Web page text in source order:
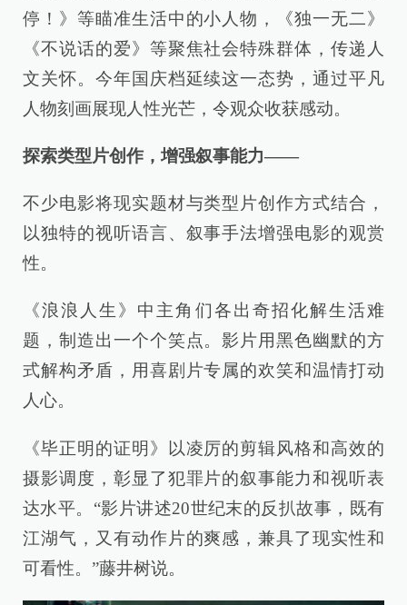
停！》等瞄准生活中的小人物，《独一无二》
《不说话的爱》等聚焦社会特殊群体，传递人
文关怀。今年国庆档延续这一态势，通过平凡
人物刻画展现人性光芒，令观众收获感动。
探索类型片创作，增强叙事能力——
不少电影将现实题材与类型片创作方式结合，
以独特的视听语言、叙事手法增强电影的观赏
性。
《浪浪人生》中主角们各出奇招化解生活难
题，制造出一个个笑点。影片用黑色幽默的方
式解构矛盾，用喜剧片专属的欢笑和温情打动
人心。
《毕正明的证明》以凌厉的剪辑风格和高效的
摄影调度，彰显了犯罪片的叙事能力和视听表
达水平。“影片讲述20世纪末的反扒故事，既有
江湖气，又有动作片的爽感，兼具了现实性和
可看性。”藤井树说。